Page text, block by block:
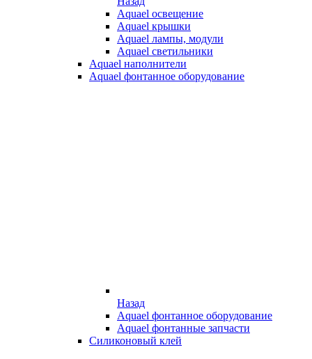
Aquael освещение
Aquael крышки
Aquael лампы, модули
Aquael светильники
Aquael наполнители
Aquael фонтанное оборудование
Назад
Aquael фонтанное оборудование
Aquael фонтанные запчасти
Силиконовый клей